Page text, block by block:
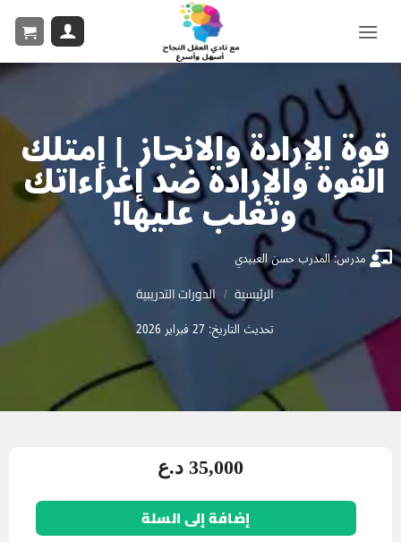
قوة الإرادة والانجاز | إمتلك
القوة والإرادة ضد إغراءاتك
وتغلب عليها!
مدرس: المدرب حسن العبيدي
الرئيسية / الدورات التدريبية
تحديث التاريخ: 27 فبراير 2026
35,000 د.ع
إضافة إلى السلة